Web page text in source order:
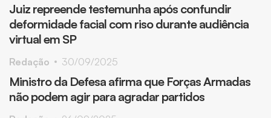
Juiz repreende testemunha após confundir
deformidade facial com riso durante audiência
virtual em SP
Ministro da Defesa afirma que Forças Armadas
não podem agir para agradar partidos
Redação 30/09/2025